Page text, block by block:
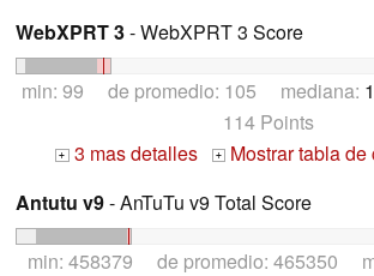
WebXPRT 3- WebXPRT 3 Score
min: 99 de promedio: 105 mediana:
114 Points
+ 3 mas detalles +
Mostrar tabla
Antutu v9- AnTuTu v9 Total Score
min: 458379 de promedio: 465350